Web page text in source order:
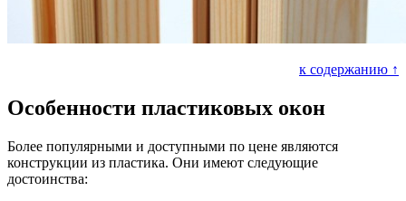
к содержанию ↑
Особенности пластиковых окон
Более популярными и доступными по цене являются
конструкции из пластика. Они имеют следующие
достоинства: